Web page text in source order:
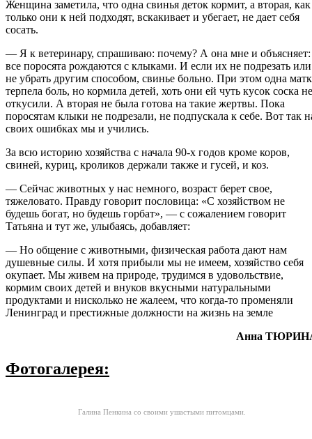
Женщина заметила, что одна свинья деток кормит, а вторая, как
только они к ней подходят, вскакивает и убегает, не дает себя
сосать.
— Я к ветеринару, спрашиваю: почему? А она мне и объясняет:
все поросята рождаются с клыками. И если их не подрезать или
не убрать другим способом, свинье больно. При этом одна
терпела боль, но кормила детей, хоть они ей чуть кусок соска не
откусили. А вторая не была готова на такие жертвы. Пока
поросятам клыки не подрезали, не подпускала к себе. Вот так
своих ошибках мы и учились.
За всю историю хозяйства с начала 90-х годов кроме коров,
свиней, куриц, кроликов держали также и гусей, и коз.
— Сейчас животных у нас немного, возраст берет свое,
тяжеловато. Правду говорит пословица: «С хозяйством не
будешь богат, но будешь горбат», — с сожалением говорит
Татьяна и тут же, улыбаясь, добавляет:
— Но общение с животными, физическая работа дают нам
душевные силы. И хотя прибыли мы не имеем, хозяйство себя
окупает. Мы живем на природе, трудимся в удовольствие,
кормим своих детей и внуков вкусными натуральными
продуктами и нисколько не жалеем, что когда-то променяли
Ленинград и престижные должности на жизнь на земле
Анна
Фотогалерея:
Галина Пенкина со своими ушастыми питомцами.